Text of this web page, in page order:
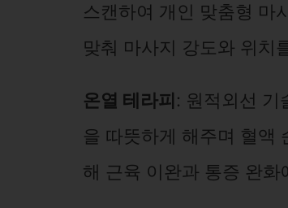
스캔하여 개인 맞춤형 마
맞춰 마사지 강도와 위치
온열 테라피: 원적외선 기
을 따뜻하게 해주며 혈액
해 근육 이완과 통증 완화